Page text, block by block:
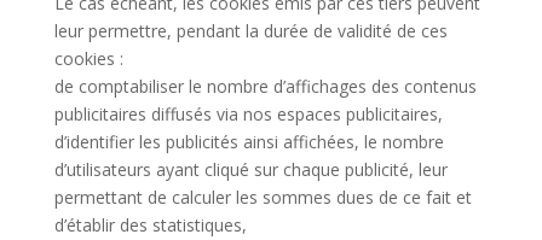
leur permettre, pendant la durée de validité de ces
cookies :
de comptabiliser le nombre d’affichages des contenus
publicitaires diffusés via nos espaces publicitaires,
d’identifier les publicités ainsi affichées, le nombre
d’utilisateurs ayant cliqué sur chaque publicité, leur
permettant de calculer les sommes dues de ce fait et
d’établir des statistiques,